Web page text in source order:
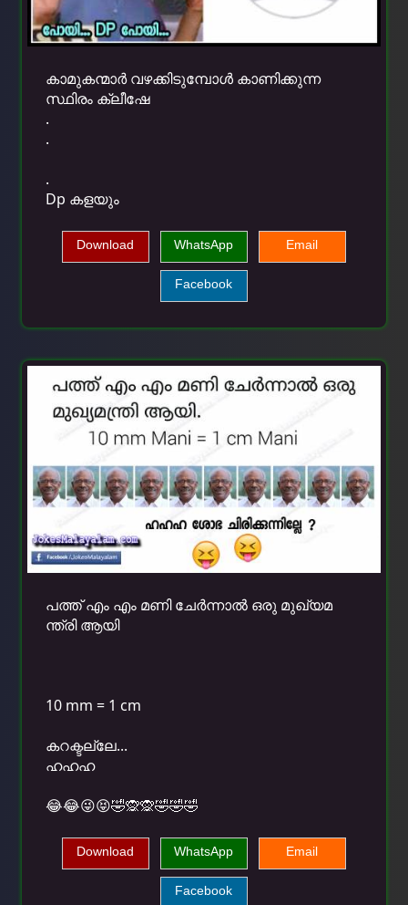
കാമുകന്മാർ വഴക്കിടുമ്പോൾ കാണിക്കുന്ന
സ്ഥിരം ക്ലീഷേ
.
.
.
Dp കളയും
Download WhatsApp Email
Facebook
പത്ത് എം എം മണി ചേര്‍ന്നാല്‍ ഒരു മുഖ്യമ
ന്ത്രി ആയി
10 mm = 1 cm
കറക്ടല്ലേ...
ഹഹഹ
😂😂😜😝🤣🙊🙊🤣🤣🤣
Download WhatsApp Email
Facebook